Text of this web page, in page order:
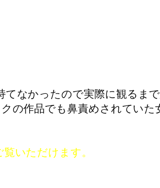
なかったので実際に観るま
の作品でも鼻責めされてい
いただけます。